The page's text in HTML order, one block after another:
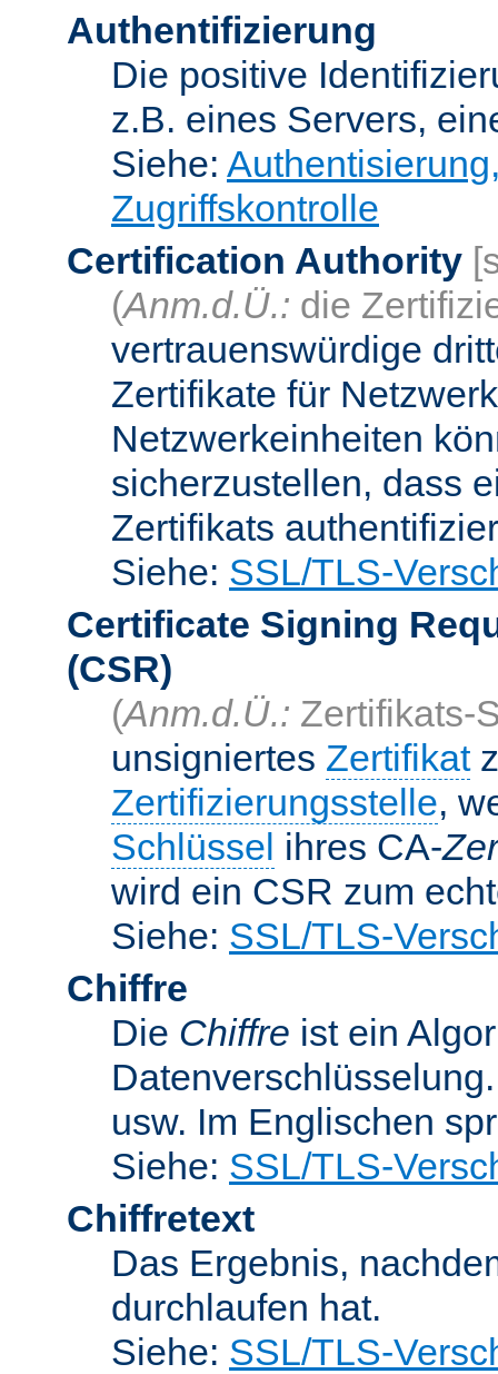
Authentifizierung
Die positive
z.B. eines Servers,
Siehe:
Zugriffskontrolle
Certification Authority
(Anm.d.Ü.: die
vertrauenswürdige
Zertifikate für
Netzwerkeinheiten
sicherzustellen, dass
Zertifikats
Siehe: SSL/TLS-
Certificate Signing
(CSR)
(Anm.d.Ü.: Zertifikats-
unsigniertes Zertifikat
Zertifizierungsstelle,
Schlüssel ihres CA-
wird ein CSR zum
Siehe: SSL/TLS-
Chiffre
Die Chiffre ist ein
usw. Im Englischen
Siehe: SSL/TLS-
Chiffretext
Das Ergebnis,
durchlaufen hat.
Siehe: SSL/TLS-